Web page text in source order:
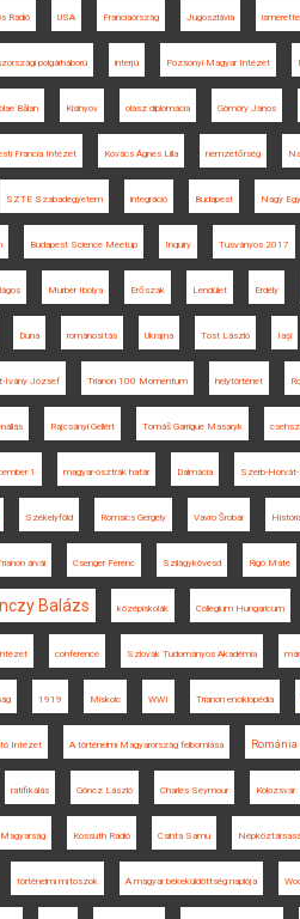
Rádió USA Franciaország Jugoszlávia
polgárháború interjú Pozsonyi Magyar Intézet
Bălan Kisinyov olasz diplomácia Gömöry János
Francia Intézet Kovács Ágnes Lilla nemzetőrség
SZTE Szabadegyetem integráció Budapest Nagy
Budapest Science Meetup Inquiry Tusványos 2017
Murber Ibolya Erőszak Lendület Erdély
Duna románosítás Ukrajna Tost László Iaşi
Ivány József Trianon 100 Momentum helytörténet
Rajcsányi Gellért Tomáš Garrigue Masaryk
1 magyar-osztrák határ Dalmácia Szerb-Horvát-
Székelyföld Romsics Gergely Vavro Šrobár
árvái Csenger Ferenc Szilágykövesd Rigó Máté
Balázs középiskolák Collegium Hungaricum
conference Szlovák Tudományos Akadémia
1919 Miskolc WWI Trianon enciklopédia
Intézet A történelmi Magyarország felbomlása Románia
ratifikálás Göncz László Charles Seymour Kolozsvár
Magyarság Kossuth Rádió Csinta Samu
történelmi mítoszok A magyar békeküldöttség naplója